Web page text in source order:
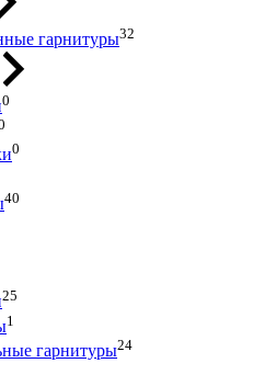
гарнитуры32
0
0
40
25
1
гарнитуры24